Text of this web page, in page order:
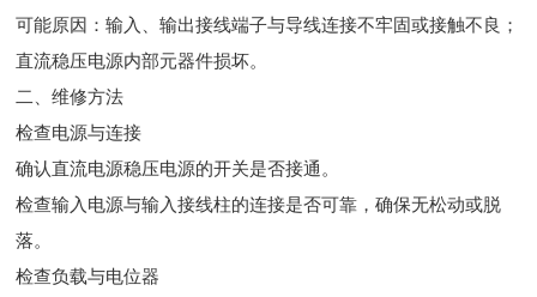
可能原因：输入、输出接线端子与导线连接不牢固或接触不良；
直流稳压电源内部元器件损坏。
二、维修方法
检查电源与连接
确认直流电源稳压电源的开关是否接通。
检查输入电源与输入接线柱的连接是否可靠，确保无松动或脱
落。
检查负载与电位器